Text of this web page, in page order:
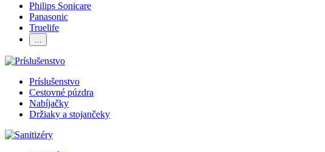
Philips Sonicare
Panasonic
Truelife
…
Príslušenstvo
Cestovné púzdra
Nabíjačky
Držiaky a stojančeky